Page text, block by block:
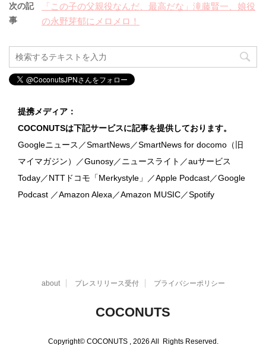
次の記
事
「この子の父親役なんだ、最高だな」滝藤賢一、娘役
の永野芽郁にメロメロ！
提携メディア：
COCONUTSは下記サービスに記事を提供しております。
Googleニュース／SmartNews／SmartNews for docomo（旧
マイマガジン）／Gunosy／ニュースライト／auサービス
Today／NTTドコモ「Merkystyle」／Apple Podcast／Google
Podcast ／Amazon Alexa／Amazon MUSIC／Spotify
about プレスリリース受付 プライバシーポリシー
COCONUTS
Copyright© COCONUTS , 2026 All Rights Reserved.